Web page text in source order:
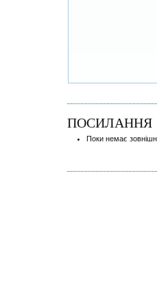
ПОСИЛАННЯ
Поки немає